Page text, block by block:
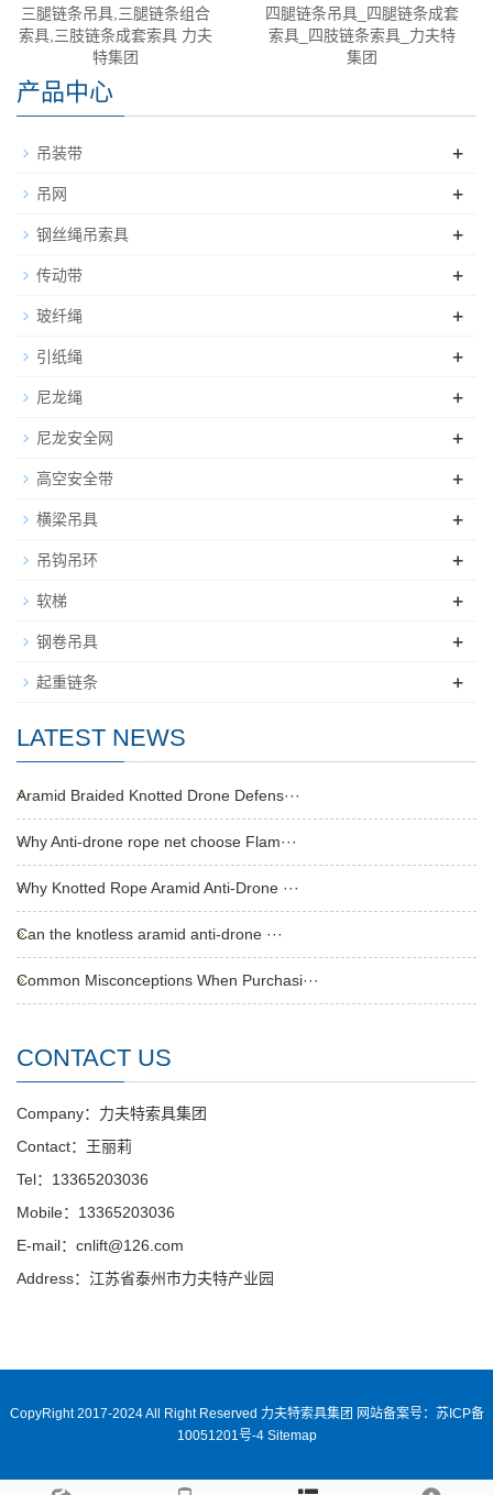
三腿链条吊具,三腿链条组合
索具,三肢链条成套索具 力夫
特集团
四腿链条吊具_四腿链条成套
索具_四肢链条索具_力夫特
集团
产品中心
吊装带 +
吊网 +
钢丝绳吊索具 +
传动带 +
玻纤绳 +
引纸绳 +
尼龙绳 +
尼龙安全网 +
高空安全带 +
横梁吊具 +
吊钩吊环 +
软梯 +
钢卷吊具 +
起重链条 +
LATEST NEWS
Aramid Braided Knotted Drone Defens···
Why Anti-drone rope net choose Flam···
Why Knotted Rope Aramid Anti-Drone ···
Can the knotless aramid anti-drone ···
Common Misconceptions When Purchasi···
CONTACT US
Company：力夫特索具集团
Contact：王丽莉
Tel：13365203036
Mobile：13365203036
E-mail：cnlift@126.com
Address：江苏省泰州市力夫特产业园
CopyRight 2017-2024 All Right Reserved 力夫特索具集团 网站备案号：苏ICP备
10051201号-4 Sitemap